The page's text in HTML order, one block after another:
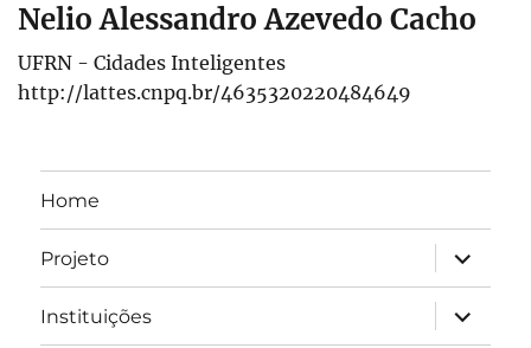
Nelio Alessandro Azevedo Cacho
UFRN - Cidades Inteligentes
http://lattes.cnpq.br/4635320220484649
Home
Projeto
expandir
Instituições
expandir